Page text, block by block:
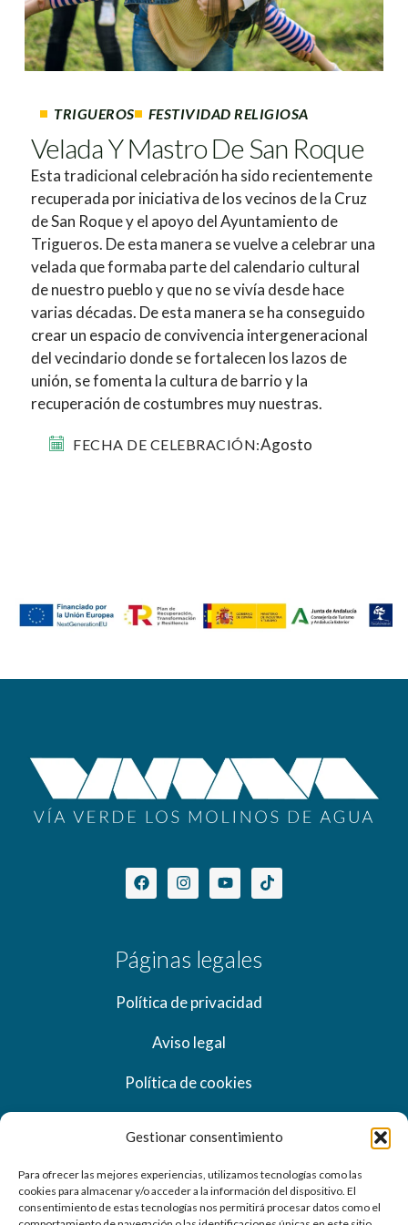
Gestionar consentimiento
Para ofrecer las mejores experiencias, utilizamos tecnologías como las
cookies para almacenar y/o acceder a la información del dispositivo. El
consentimiento de estas tecnologías nos permitirá procesar datos como el
TRIGUEROS FESTIVIDAD RELIGIOSA
Velada Y Mastro De San Roque
Esta tradicional celebración ha sido recientemente
recuperada por iniciativa de los vecinos de la Cruz
de San Roque y el apoyo del Ayuntamiento de
Trigueros. De esta manera se vuelve a celebrar una
velada que formaba parte del calendario cultural
de nuestro pueblo y que no se vivía desde hace
varias décadas. De esta manera se ha conseguido
crear un espacio de convivencia intergeneracional
del vecindario donde se fortalecen los lazos de
unión, se fomenta la cultura de barrio y la
recuperación de costumbres muy nuestras.
FECHA DE CELEBRACIÓN:Agosto
Páginas legales
Política de privacidad
Aviso legal
Política de cookies
Crtra. Estación, s/n 21630 Beas (Huelva)